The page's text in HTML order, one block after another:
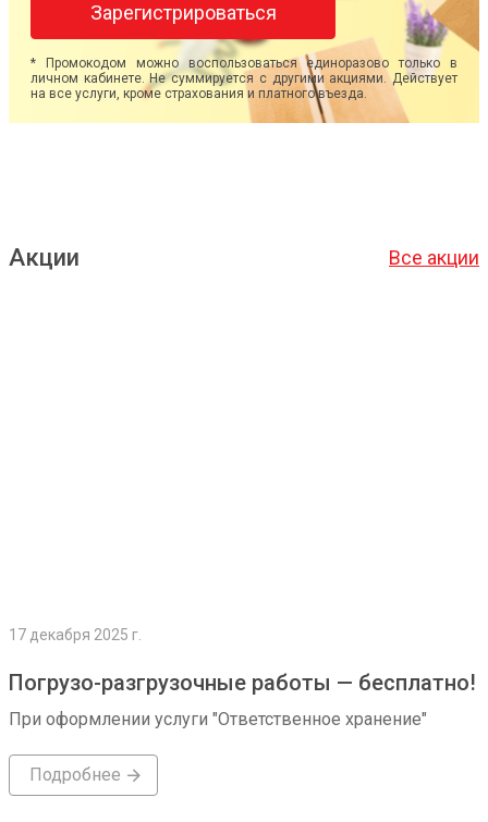
Зарегистрироваться
* Промокодом можно воспользоваться единоразово только в
личном кабинете. Не суммируется с другими акциями. Действует
на все услуги, кроме страхования и платного въезда.
Акции Все акции
17 декабря 2025 г.
Погрузо-разгрузочные работы — бесплатно!
При оформлении услуги "Ответственное хранение"
Подробнее